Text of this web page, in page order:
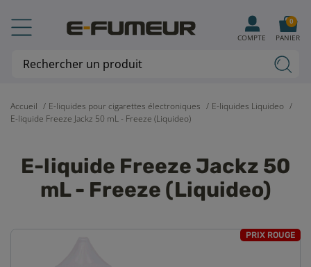
Accueil E-liquides pour cigarettes électroniques
E-liquides Liquideo
E-liquide Freeze Jackz 50 mL - Freeze (Liquideo)
E-liquide Freeze Jackz 50
mL - Freeze (Liquideo)
PRIX ROUGE
COMPTE PANIER
0